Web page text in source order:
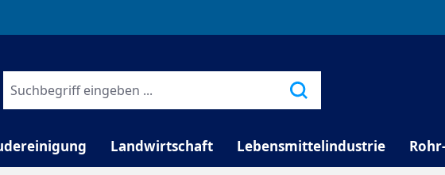
Landwirtschaft Lebensmittelindustrie